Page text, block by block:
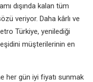
dışında kalan tüm
veriyor. Daha kârlı ve
Türkiye, yenilediği
müşterilerinin en
her gün iyi fiyatı sunmak